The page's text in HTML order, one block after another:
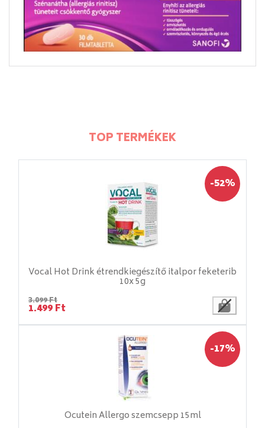
TOP TERMÉKEK
-52%
Vocal Hot Drink étrendkiegészítő italpor feketerib
10x 5g
3.099 Ft
1.499 Ft
-17%
Ocutein Allergo szemcsepp 15ml